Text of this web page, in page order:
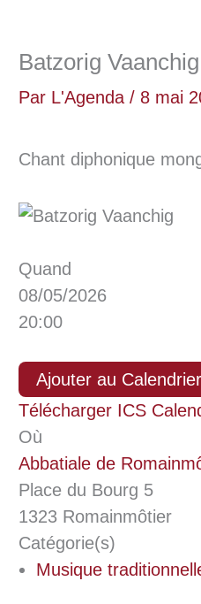
Batzorig Vaanchig
Par L'Agenda/ 8 mai
Chant diphonique
Quand
08/05/2026
20:00
Ajouter au Calendrier
Télécharger ICS
Où
Abbatiale de
Place du Bourg 5
1323 Romainmôtier
Catégorie(s)
Musique